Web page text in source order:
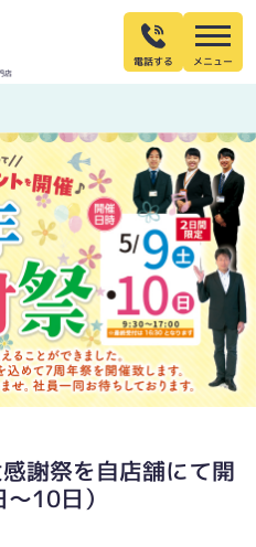
店
電話する
謝祭を自店舗にて開
10日）